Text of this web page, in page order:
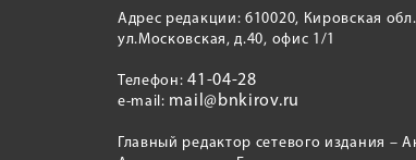
Адрес редакции: 610020, Кировская
ул.Московская, д.40, офис 1/1
Телефон:41-04-28
e-mail: mail@bnkirov.ru
Главный редактор сетевого издания –